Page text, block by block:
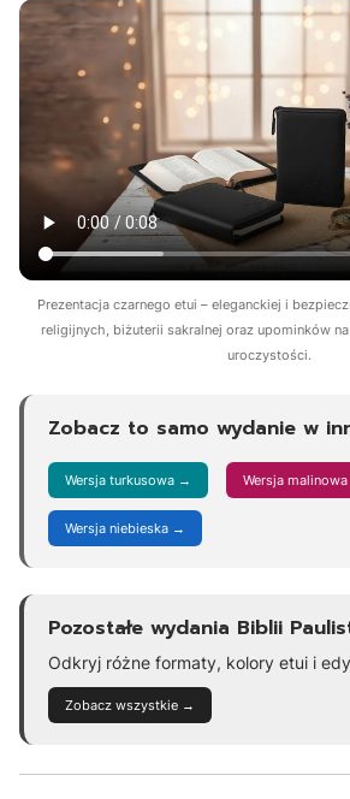
Prezentacja czarnego etui – eleganckiej i
religijnych, biżuterii sakralnej oraz upominków
uroczystości.
Zobacz to samo wydanie w
Wersja turkusowa → Wersja
Wersja niebieska →
Pozostałe wydania Biblii
Odkryj różne formaty, kolory etui i
Zobacz wszystkie →